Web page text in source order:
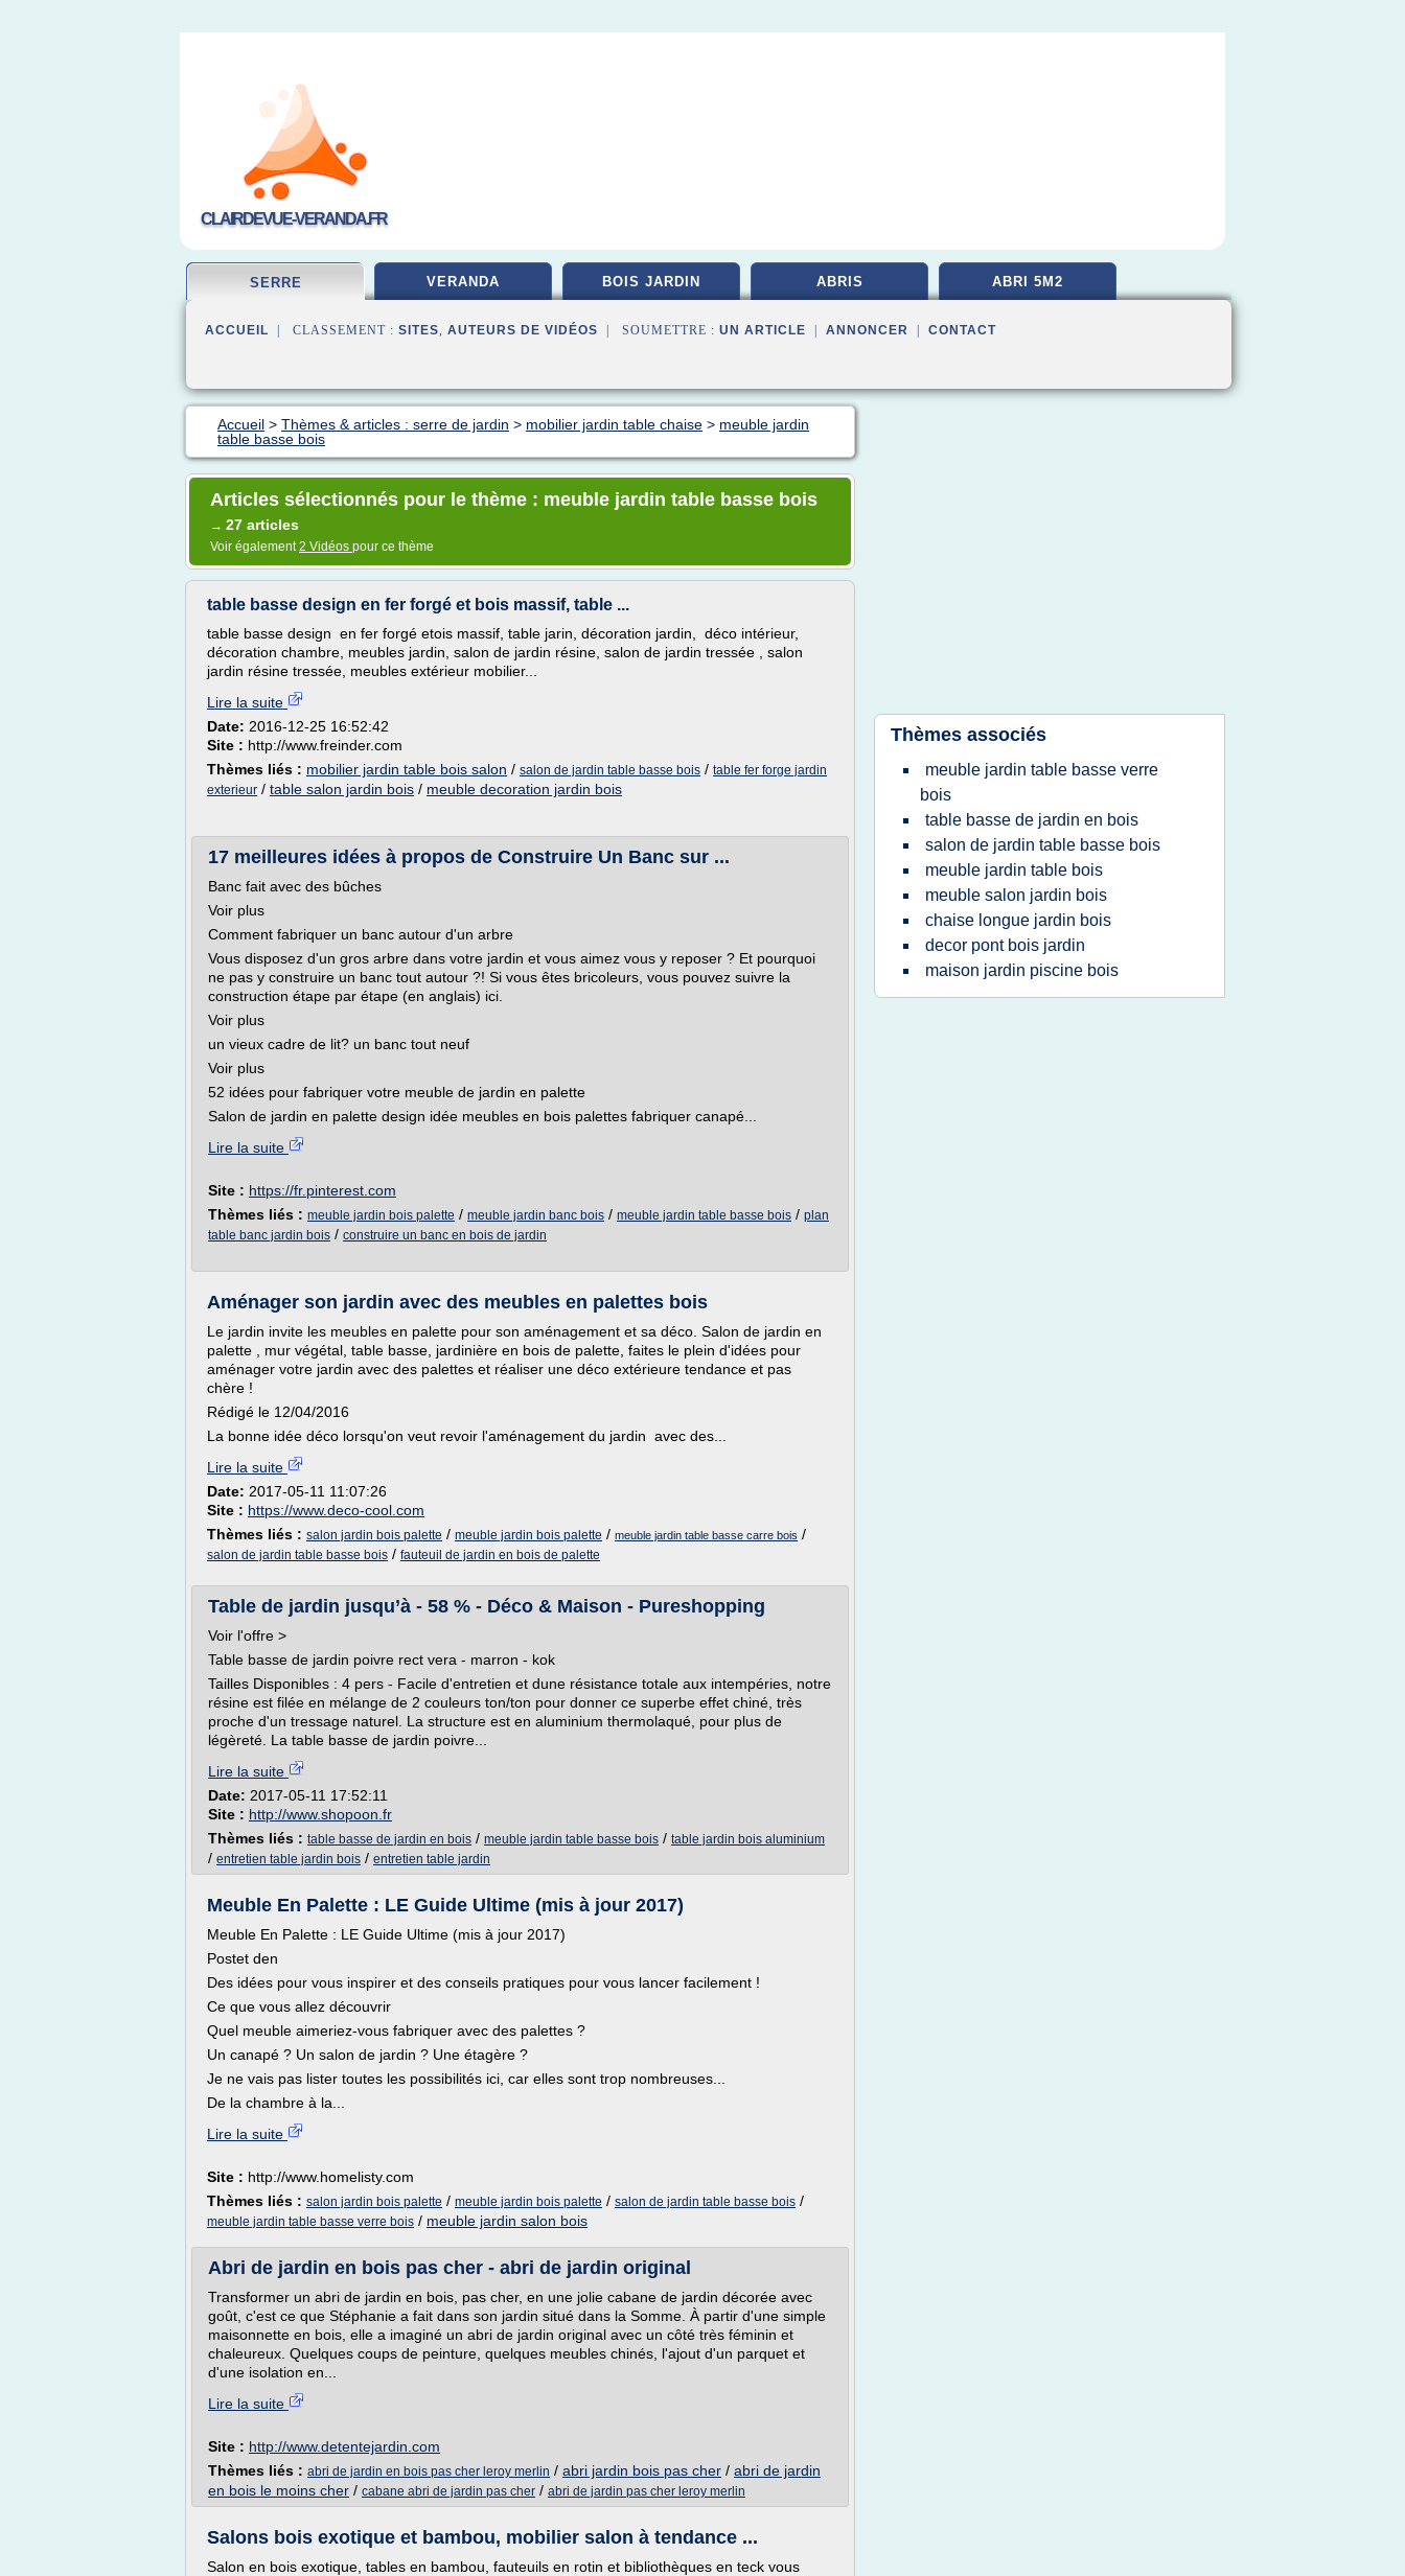
CLAIRDEVUE-VERANDA.FR
SERRE VERANDA BOIS JARDIN ABRIS ABRI 5M2
ACCUEIL | CLASSEMENT : SITES, AUTEURS DE VIDÉOS | SOUMETTRE : UN ARTICLE ANNONCER CONTACT
Accueil > Thèmes & articles : serre de jardin > mobilier jardin table chaise > meuble jardin
table basse bois
Articles sélectionnés pour le thème : meuble jardin table basse bois
→ 27 articles
Voir également2 Vidéos pour ce thème
table basse design en fer forgé et bois massif, table ...
table basse design en fer forgé etois massif, table jarin, décoration jardin, déco intérieur,
décoration chambre, meubles jardin, salon de jardin résine, salon de jardin tressée , salon
jardin résine tressée, meubles extérieur mobilier...
Lire la suite
Date: 2016-12-25 16:52:42
Site : http://www.freinder.com
Thèmes liés : mobilier jardin table bois salon / salon de jardin table basse bois / table fer forge jardin
exterieur / table salon jardin bois / meuble decoration jardin bois
17 meilleures idées à propos de Construire Un Banc sur ...
Banc fait avec des bûches
Voir plus
Comment fabriquer un banc autour d'un arbre
Vous disposez d'un gros arbre dans votre jardin et vous aimez vous y reposer ? Et pourquoi
ne pas y construire un banc tout autour ?! Si vous êtes bricoleurs, vous pouvez suivre la
construction étape par étape (en anglais) ici.
Voir plus
un vieux cadre de lit? un banc tout neuf
Voir plus
52 idées pour fabriquer votre meuble de jardin en palette
Salon de jardin en palette design idée meubles en bois palettes fabriquer canapé...
Lire la suite
Site : https://fr.pinterest.com
Thèmes liés : meuble jardin bois palette / meuble jardin banc bois / meuble jardin table basse bois / plan
table banc jardin bois / construire un banc en bois de jardin
Aménager son jardin avec des meubles en palettes bois
Le jardin invite les meubles en palette pour son aménagement et sa déco. Salon de jardin en
palette , mur végétal, table basse, jardinière en bois de palette, faites le plein d'idées pour
aménager votre jardin avec des palettes et réaliser une déco extérieure tendance et pas
chère !
Rédigé le 12/04/2016
La bonne idée déco lorsqu'on veut revoir l'aménagement du jardin avec des...
Lire la suite
Date: 2017-05-11 11:07:26
Site : https://www.deco-cool.com
Thèmes liés : salon jardin bois palette / meuble jardin bois palette / meuble jardin table basse carre bois /
salon de jardin table basse bois / fauteuil de jardin en bois de palette
Table de jardin jusqu’à - 58 % - Déco & Maison - Pureshopping
Voir l'offre >
Table basse de jardin poivre rect vera - marron - kok
Tailles Disponibles : 4 pers - Facile d'entretien et dune résistance totale aux intempéries, notre
résine est filée en mélange de 2 couleurs ton/ton pour donner ce superbe effet chiné, très
proche d'un tressage naturel. La structure est en aluminium thermolaqué, pour plus de
légèreté. La table basse de jardin poivre...
Lire la suite
Date: 2017-05-11 17:52:11
Site : http://www.shopoon.fr
Thèmes liés : table basse de jardin en bois / meuble jardin table basse bois / table jardin bois aluminium
/ entretien table jardin bois / entretien table jardin
Meuble En Palette : LE Guide Ultime (mis à jour 2017)
Meuble En Palette : LE Guide Ultime (mis à jour 2017)
Postet den
Des idées pour vous inspirer et des conseils pratiques pour vous lancer facilement !
Ce que vous allez découvrir
Quel meuble aimeriez-vous fabriquer avec des palettes ?
Un canapé ? Un salon de jardin ? Une étagère ?
Je ne vais pas lister toutes les possibilités ici, car elles sont trop nombreuses...
De la chambre à la...
Lire la suite
Site : http://www.homelisty.com
Thèmes liés : salon jardin bois palette / meuble jardin bois palette / salon de jardin table basse bois /
meuble jardin table basse verre bois / meuble jardin salon bois
Abri de jardin en bois pas cher - abri de jardin original
Transformer un abri de jardin en bois, pas cher, en une jolie cabane de jardin décorée avec
goût, c'est ce que Stéphanie a fait dans son jardin situé dans la Somme. À partir d'une simple
maisonnette en bois, elle a imaginé un abri de jardin original avec un côté très féminin et
chaleureux. Quelques coups de peinture, quelques meubles chinés, l'ajout d'un parquet et
d'une isolation en...
Lire la suite
Site : http://www.detentejardin.com
Thèmes liés : abri de jardin en bois pas cher leroy merlin / abri jardin bois pas cher / abri de jardin
en bois le moins cher / cabane abri de jardin pas cher / abri de jardin pas cher leroy merlin
Salons bois exotique et bambou, mobilier salon à tendance ...
Salon en bois exotique, tables en bambou, fauteuils en rotin et bibliothèques en teck vous
Thèmes associés
meuble jardin table basse verre
bois
table basse de jardin en bois
salon de jardin table basse bois
meuble jardin table bois
meuble salon jardin bois
chaise longue jardin bois
decor pont bois jardin
maison jardin piscine bois